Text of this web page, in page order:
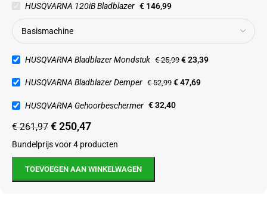
HUSQVARNA 120iB Bladblazer € 146,99
HUSQVARNA Bladblazer Mondstuk €25,99 €23,39
HUSQVARNA Bladblazer Demper €52,99 €47,69
HUSQVARNA Gehoorbeschermer €32,40
€261,97 €250,47
Bundelprijs voor 4 producten
TOEVOEGEN AAN WINKELWAGEN